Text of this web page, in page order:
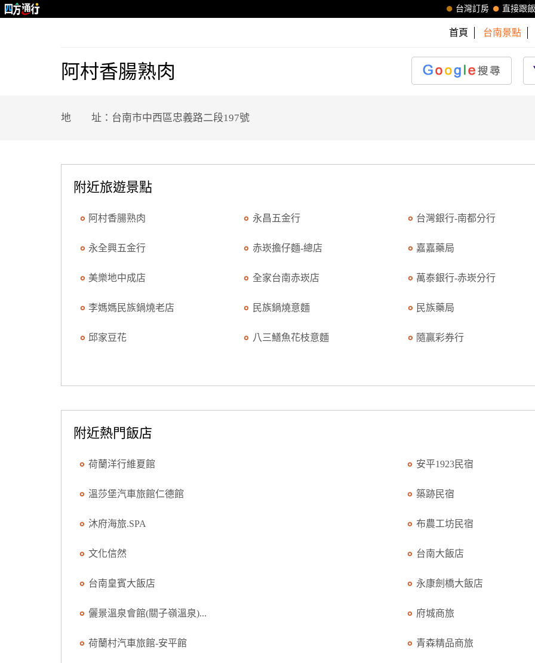
直接跟
台灣訂房
首頁 台南景點
阿村香腸熟肉
地 址：台南市中西區忠義路二段197號
附近旅遊景點
阿村香腸熟肉 永昌五金行 台灣銀行-南都分行
永全興五金行 赤崁擔仔麵-總店 嘉嘉藥局
美樂地中成店 全家台南赤崁店 萬泰銀行-赤崁分行
李媽媽民族鍋燒老店 民族鍋燒意麵 民族藥局
邱家豆花 八三鱔魚花枝意麵 隨贏彩券行
附近熱門飯店
荷蘭洋行維夏館 安平1923民宿
溫莎堡汽車旅館仁德館 築跡民宿
沐府海旅.SPA 布農工坊民宿
文化信然 台南大飯店
台南皇賓大飯店 永康劍橋大飯店
儷景溫泉會館(關子嶺溫泉)... 府城商旅
荷蘭村汽車旅館-安平館 青森精品商旅